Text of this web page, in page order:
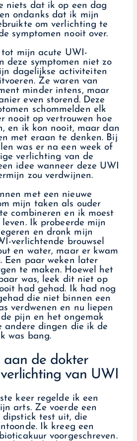
niets dat ik op een dag
ondanks dat ik mijn
om verlichting te
symptomen nooit over.
mijn acute UWI-
deze symptomen niet zo
dagelijkse activiteiten
Ze waren van
minder intens, maar
even storend. Deze
schommelden elk
nooit op vertrouwen hoe
en ik kon nooit, maar dan
met eraan te denken. Bij
was er na een week of
verlichting van de
idee wanneer deze UWI
zou verdwijnen.
met een nieuwe
mijn taken als ouder
combineren en ik moest
Ik probeerde mijn
en dronk mijn
verlichtende brouwsel
en water, maar er kwam
Een paar weken later
te maken. Hoewel het
was, leek dit niet op
had gehad. Ik had nog
die niet binnen een
verdwenen en nu liepen
pijn en het ongemak
andere dingen die ik de
was bang.
aan de dokter
van UWI
keer regelde ik een
arts. Ze voerde een
test uit, die
Ik kreeg een
voorgeschreven.